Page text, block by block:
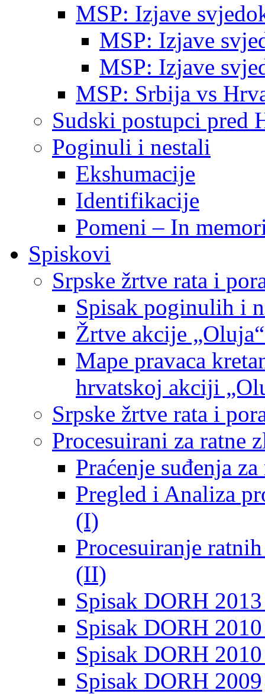
MSP: Izjave
MSP: Izjave
MSP: Izjave
MSP: Srbija vs
Sudski postupci pred
Poginuli i nestali
Ekshumacije
Identifikacije
Pomeni – In
Spiskovi
Srpske žrtve rata i
Spisak poginulih i
Žrtve akcije
Mape pravaca
hrvatskoj akciji
Srpske žrtve rata i
Procesuirani za ratne
Praćenje suđenja
Pregled i Analiza
(I)
Procesuiranje
(II)
Spisak DORH
Spisak DORH
Spisak DORH
Spisak DORH 2009